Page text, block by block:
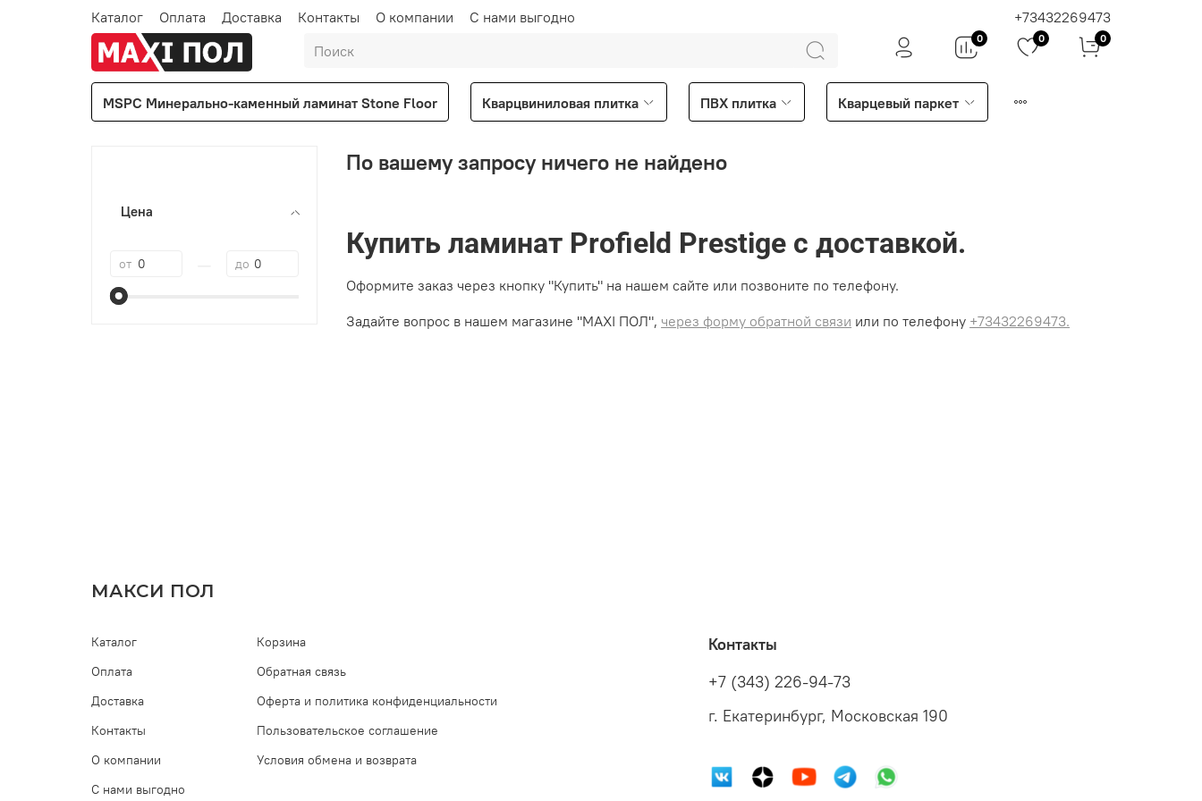
Каталог Оплата Доставка Контакты О компании С нами выгодно +73432269473
0 0 0
MSPC Минерально-каменный ламинат Stone Floor Кварцвиниловая плитка ПВХ плитка Кварцевый паркет
По вашему запросу ничего не найдено
Купить ламинат Profield Prestige с доставкой.
Оформите заказ через кнопку "Купить" на нашем сайте или позвоните по телефону.
Задайте вопрос в нашем магазине "MAXI ПОЛ", через форму обратной связи или по телефону +73432269473.
Цена
от до
МАКСИ ПОЛ
Каталог
Оплата
Доставка
Контакты
О компании
С нами выгодно
Корзина
Обратная связь
Оферта и политика конфиденциальности
Пользовательское соглашение
Условия обмена и возврата
Контакты
+7 (343) 226-94-73
г. Екатеринбург, Московская 190